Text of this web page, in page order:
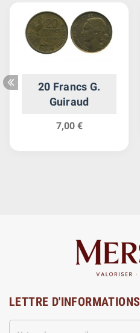
20 Francs G.
Guiraud
7,00 €
LETTRE D'INFORMATIONS